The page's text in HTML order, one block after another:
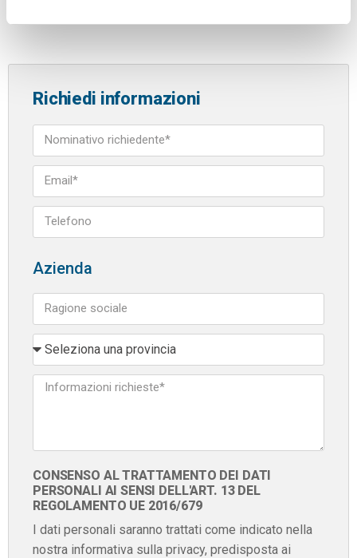
Richiedi informazioni
Azienda
CONSENSO AL TRATTAMENTO DEI DATI
PERSONALI AI SENSI DELL'ART. 13 DEL
REGOLAMENTO UE 2016/679
I dati personali saranno trattati come indicato nella
nostra informativa sulla privacy, predisposta ai